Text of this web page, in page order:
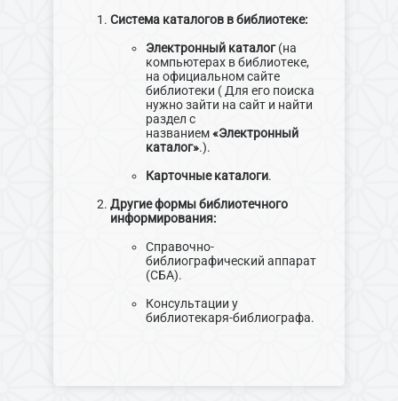
Система каталогов в библиотеке:
Электронный каталог(на
компьютерах в библиотеке,
на официальном сайте
библиотеки ( Для его поиска
нужно зайти на сайт и найти
раздел с
названием«Электронный
каталог».).
Карточные каталоги.
Другие формы библиотечного
информирования:
Справочно-
библиографический аппарат
(СБА).
Консультации у
библиотекаря-библиографа.